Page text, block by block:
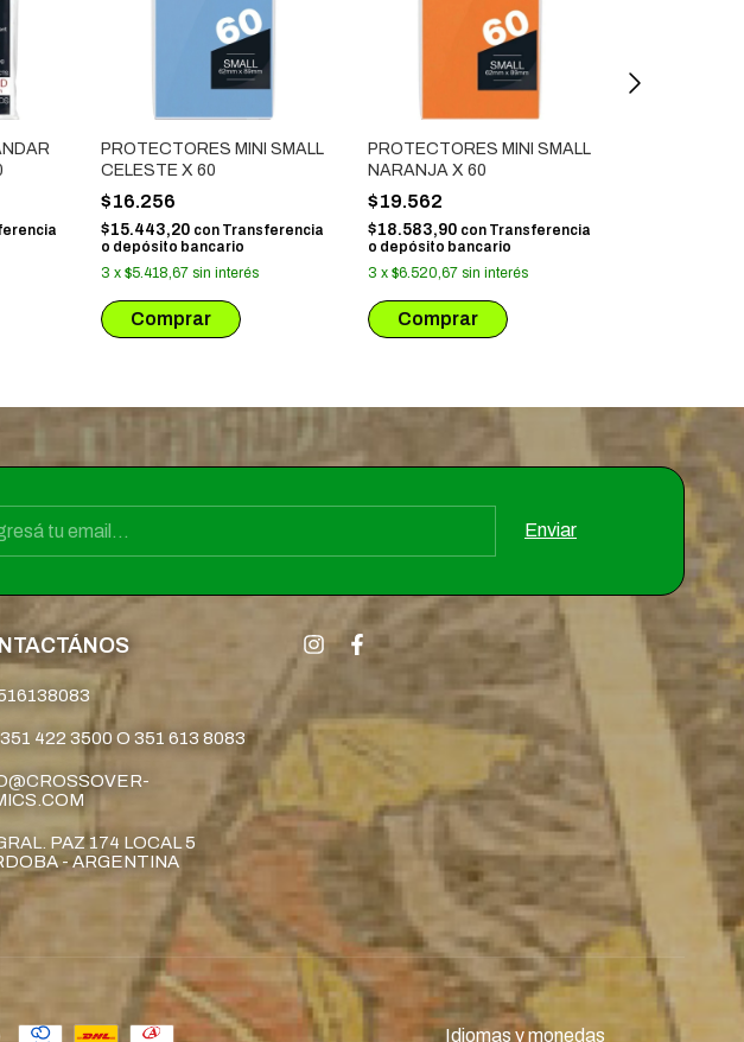
PROTECTORES MINI SMALL
CELESTE X 60
$16.256
$15.443,20 con Transferencia
o depósito bancario
3 x $5.418,67 sin interés
PROTECTORES MINI SMALL
NARANJA X 60
$19.562
$18.583,90 con Transferencia
o depósito bancario
3 x $6.520,67 sin interés
422 3500 O 351 613 8083
PAZ 174 LOCAL 5
- ARGENTINA
Idiomas y monedas